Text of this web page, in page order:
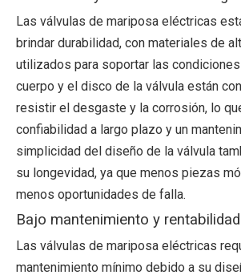
Las válvulas de mariposa eléctricas
brindar durabilidad, con materiales de
utilizados para soportar las
cuerpo y el disco de la válvula están
resistir el desgaste y la corrosión, lo
confiabilidad a largo plazo y un
simplicidad del diseño de la válvula
su longevidad, ya que menos piezas
menos oportunidades de falla.
Bajo mantenimiento y rentabilidad
Las válvulas de mariposa eléctricas
mantenimiento mínimo debido a su